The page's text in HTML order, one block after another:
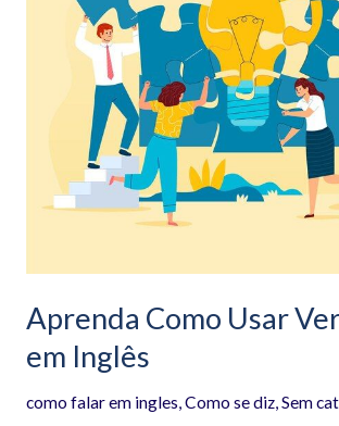
Aprenda Como Usar
em Inglês
como falar em ingles Como se diz, Sem